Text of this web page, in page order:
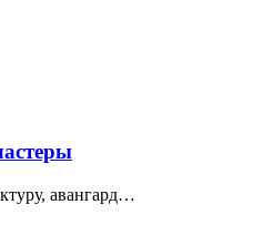
авангард…